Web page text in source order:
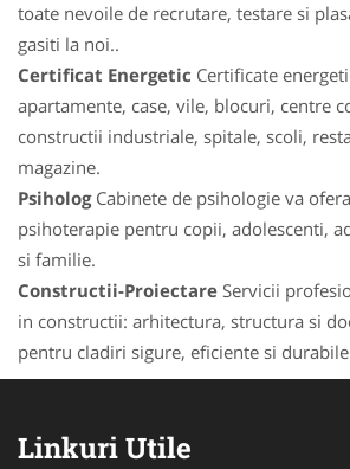
toate nevoile de recrutare, testare si
gasiti la noi..
Certificat Energetic Certificate
apartamente, case, vile, blocuri, centre
constructii industriale, spitale, scoli,
magazine.
PsihologCabinete de psihologie va
psihoterapie pentru copii, adolescenti,
si familie.
Constructii-Proiectare Servicii
in constructii: arhitectura, structura si
pentru cladiri sigure, eficiente si
Linkuri Utile